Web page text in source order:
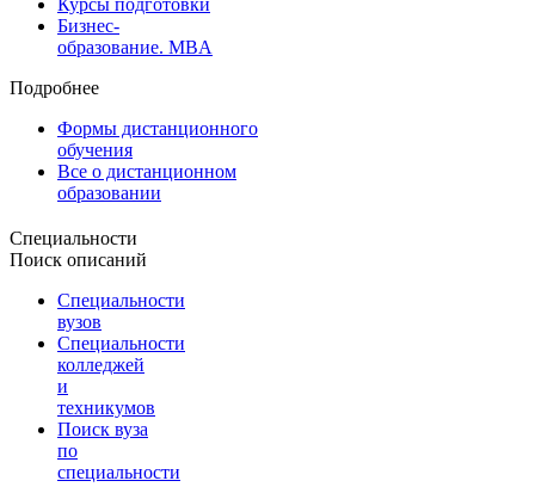
Бизнес-
образование. MBA
Подробнее
Формы дистанционного
обучения
Все о дистанционном
образовании
Специальности
Поиск описаний
Специальности
вузов
Специальности
колледжей
и
техникумов
Поиск вуза
по
специальности